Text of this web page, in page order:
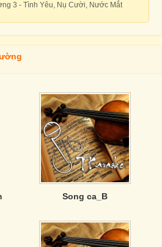
3 - Tình Yêu, Nụ Cười, Nước Mắt
Song ca_B